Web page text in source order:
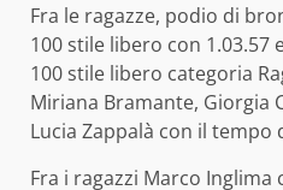
Fra le ragazze, podio di
100 stile libero con 1.03.57
100 stile libero categoria
Miriana Bramante, Giorgia
Lucia Zappalà con il tempo
Fra i ragazzi Marco